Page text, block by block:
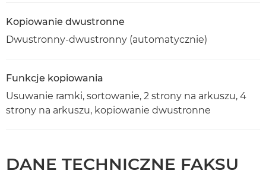
Kopiowanie dwustronne
Dwustronny-dwustronny (automatycznie)
Funkcje kopiowania
Usuwanie ramki, sortowanie, 2 strony na arkuszu, 4
strony na arkuszu, kopiowanie dwustronne
DANE TECHNICZNE FAKSU